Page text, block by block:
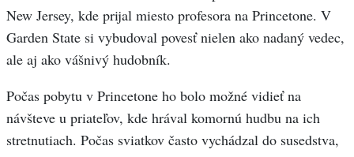
New Jersey, kde prijal miesto profesora na Princetone. V
Garden State si vybudoval povesť nielen ako nadaný vedec,
ale aj ako vášnivý hudobník.
Počas pobytu v Princetone ho bolo možné vidieť na
návšteve u priateľov, kde hrával komornú hudbu na ich
stretnutiach. Počas sviatkov často vychádzal do susedstva,